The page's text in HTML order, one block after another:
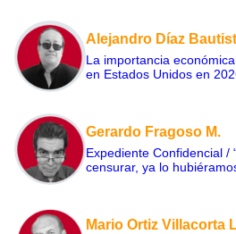
Alejandro Díaz
La importancia
en Estados Unidos en
Gerardo Fragoso M.
Expediente Confidencial /
censurar, ya lo
Mario Ortiz Villacorta